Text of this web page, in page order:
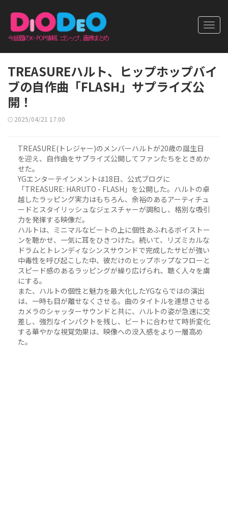
TREASUREハルト、ヒップホップバイ
ブの自作曲「FLASH」サプライズ公
開！
2025/04/21 17:00
TREASURE(トレジャー)のメンバーハルトが20歳の誕生日
を迎え、自作曲をサプライズ公開してファンたちをときめか
せた。
YGエンターテインメントは18日、公式ブログに
「TREASURE: HARUTO - FLASH」を公開した。ハルトの卓
越したラッピング実力はもちろん、余裕のあるアーティチュ
ードとスタイリッシュなジェスチャーが調和し、格別な吸引
力を発揮する映像だ。
ハルトは、ミニマルなビートの上に個性あふれるボイストー
ンを聴かせ、一気に耳をひきつけた。続いて、リズミカルな
ドラムとトレンディなシンスサウンドで完成したサビが強い
中毒性を呼び起こした中、彼だけのヒップホップなフローと
スピード感のあるラッピングが繰り広げられ、聴く人々を虜
にする。
また、ハルトの個性と魅力を最大化したYGならではの演出
は、一時も目が離せなくさせる。曲のタイトルを連想させる
カメラのシャッターサウンドと共に、ハルトの姿が急速に交
差し、強烈なインパクトを残し、ビートに合わせて時折変化
する華やかな視覚効果は、映像への没入感をより一層高め
た。